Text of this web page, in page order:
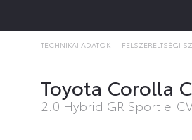
Toyota Corolla
2.0 Hybrid GR Sport e-
TECHNIKAI ADATOK FELSZERELTSÉGI